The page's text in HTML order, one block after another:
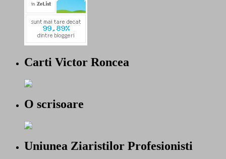
Carti Victor Roncea
O scrisoare
Uniunea Ziaristilor Profesionisti